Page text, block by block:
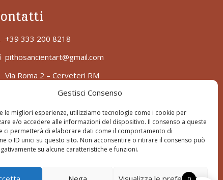
Gestisci Consenso
le migliori esperienze, utilizziamo tecnologie come i cookie per
e/o accedere alle informazioni del dispositivo. Il consenso a queste
ci permetterà di elaborare dati come il comportamento di
o ID unici su questo sito. Non acconsentire o ritirare il consenso può
su alcune caratteristiche e funzioni.
+39 333 200 8218
pithosancientart@gmail.com
Via Roma 2 – Cerveteri RM